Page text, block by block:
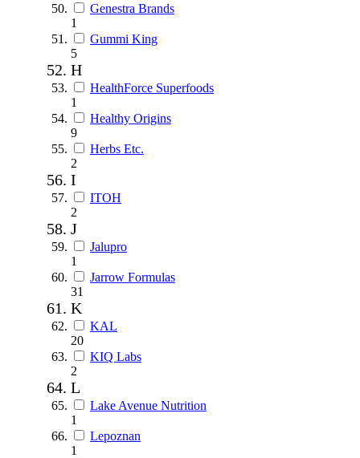
Genestra Brands
1
Gummi King
5
H
HealthForce Superfoods
1
Healthy Origins
9
Herbs Etc.
2
I
ITOH
2
J
Jalupro
1
Jarrow Formulas
31
K
KAL
20
KIQ Labs
2
L
Lake Avenue Nutrition
1
Lepoznan
1